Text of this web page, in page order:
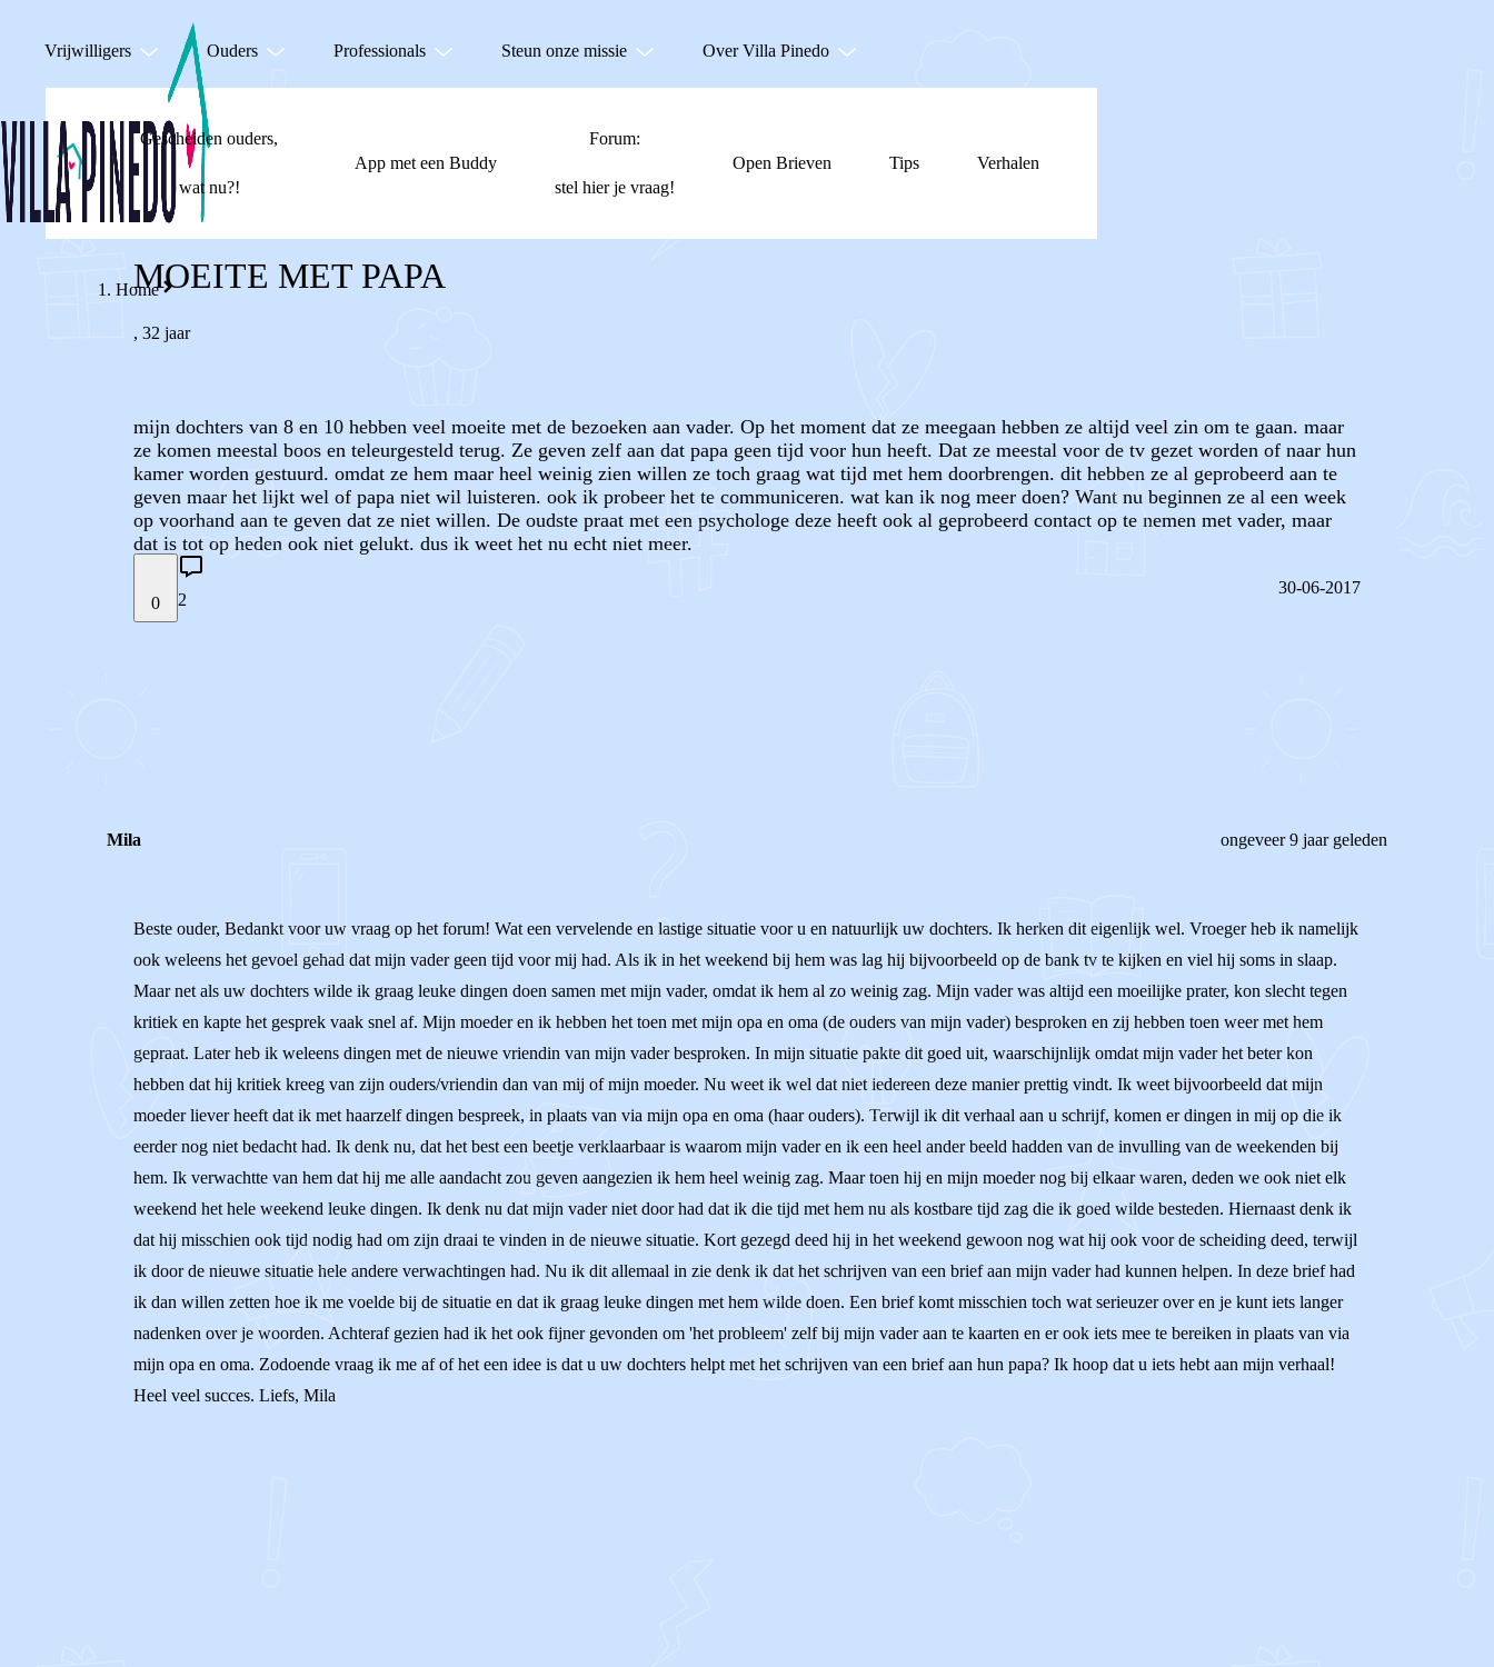
Vrijwilligers Ouders Professionals Steun onze missie Over Villa Pinedo
Gescheiden ouders,
wat nu?!
App met een Buddy
Forum:
stel hier je vraag!
Open Brieven Tips Verhalen
Home
MOEITE MET PAPA
, 32 jaar
mijn dochters van 8 en 10 hebben veel moeite met de bezoeken aan vader. Op het moment dat ze meegaan hebben ze altijd veel zin om te gaan. maar
ze komen meestal boos en teleurgesteld terug. Ze geven zelf aan dat papa geen tijd voor hun heeft. Dat ze meestal voor de tv gezet worden of naar hun
kamer worden gestuurd. omdat ze hem maar heel weinig zien willen ze toch graag wat tijd met hem doorbrengen. dit hebben ze al geprobeerd aan te
geven maar het lijkt wel of papa niet wil luisteren. ook ik probeer het te communiceren. wat kan ik nog meer doen? Want nu beginnen ze al een week
op voorhand aan te geven dat ze niet willen. De oudste praat met een psychologe deze heeft ook al geprobeerd contact op te nemen met vader, maar
dat is tot op heden ook niet gelukt. dus ik weet het nu echt niet meer.
0 2
30-06-2017
Mila ongeveer 9 jaar geleden
Beste ouder, Bedankt voor uw vraag op het forum! Wat een vervelende en lastige situatie voor u en natuurlijk uw dochters. Ik herken dit eigenlijk wel. Vroeger heb ik namelijk
ook weleens het gevoel gehad dat mijn vader geen tijd voor mij had. Als ik in het weekend bij hem was lag hij bijvoorbeeld op de bank tv te kijken en viel hij soms in slaap.
Maar net als uw dochters wilde ik graag leuke dingen doen samen met mijn vader, omdat ik hem al zo weinig zag. Mijn vader was altijd een moeilijke prater, kon slecht tegen
kritiek en kapte het gesprek vaak snel af. Mijn moeder en ik hebben het toen met mijn opa en oma (de ouders van mijn vader) besproken en zij hebben toen weer met hem
gepraat. Later heb ik weleens dingen met de nieuwe vriendin van mijn vader besproken. In mijn situatie pakte dit goed uit, waarschijnlijk omdat mijn vader het beter kon
hebben dat hij kritiek kreeg van zijn ouders/vriendin dan van mij of mijn moeder. Nu weet ik wel dat niet iedereen deze manier prettig vindt. Ik weet bijvoorbeeld dat mijn
moeder liever heeft dat ik met haarzelf dingen bespreek, in plaats van via mijn opa en oma (haar ouders). Terwijl ik dit verhaal aan u schrijf, komen er dingen in mij op die ik
eerder nog niet bedacht had. Ik denk nu, dat het best een beetje verklaarbaar is waarom mijn vader en ik een heel ander beeld hadden van de invulling van de weekenden bij
hem. Ik verwachtte van hem dat hij me alle aandacht zou geven aangezien ik hem heel weinig zag. Maar toen hij en mijn moeder nog bij elkaar waren, deden we ook niet elk
weekend het hele weekend leuke dingen. Ik denk nu dat mijn vader niet door had dat ik die tijd met hem nu als kostbare tijd zag die ik goed wilde besteden. Hiernaast denk ik
dat hij misschien ook tijd nodig had om zijn draai te vinden in de nieuwe situatie. Kort gezegd deed hij in het weekend gewoon nog wat hij ook voor de scheiding deed, terwijl
ik door de nieuwe situatie hele andere verwachtingen had. Nu ik dit allemaal in zie denk ik dat het schrijven van een brief aan mijn vader had kunnen helpen. In deze brief had
ik dan willen zetten hoe ik me voelde bij de situatie en dat ik graag leuke dingen met hem wilde doen. Een brief komt misschien toch wat serieuzer over en je kunt iets langer
nadenken over je woorden. Achteraf gezien had ik het ook fijner gevonden om 'het probleem' zelf bij mijn vader aan te kaarten en er ook iets mee te bereiken in plaats van via
mijn opa en oma. Zodoende vraag ik me af of het een idee is dat u uw dochters helpt met het schrijven van een brief aan hun papa? Ik hoop dat u iets hebt aan mijn verhaal!
Heel veel succes. Liefs, Mila